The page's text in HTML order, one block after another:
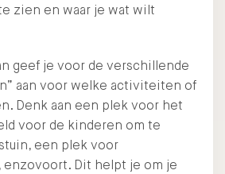
zien en waar je wat wilt
geef je voor de verschillende
aan voor welke activiteiten of
Denk aan een plek voor het
voor de kinderen om te
een plek voor
enzovoort. Dit helpt je om je